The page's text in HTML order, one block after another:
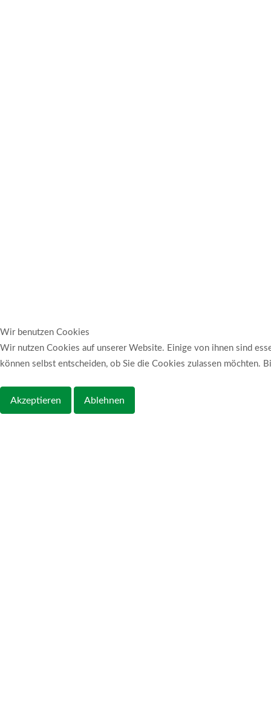
Wir benutzen Cookies
Wir nutzen Cookies auf unserer Website. Einige von ihnen sind
können selbst entscheiden, ob Sie die Cookies zulassen möchten.
Akzeptieren Ablehnen